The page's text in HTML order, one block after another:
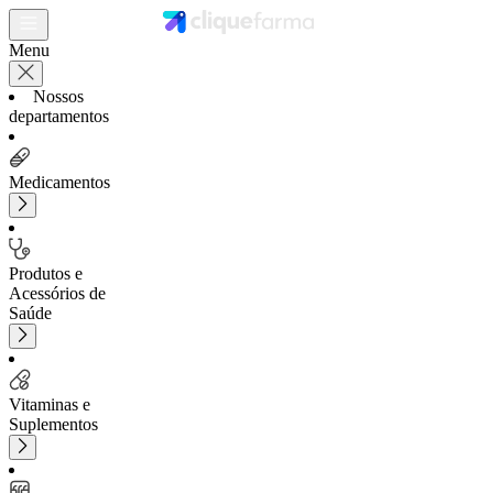
Menu
Nossos
departamentos
Medicamentos
Produtos e
Acessórios de
Saúde
Vitaminas e
Suplementos